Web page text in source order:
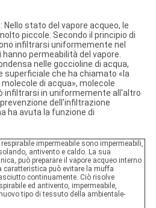
stato del vapore acqueo, le
piccole. Secondo il principio di
infiltrarsi uniformemente nel
permeabilità del vapore.
nelle goccioline di acqua,
che ha chiamato «la
di acqua», molecole
infiltrarsi in uniformemente all'altro
dell'infiltrazione
ha avuta la funzione di
impermeabile sono impermeabili,
antivento e caldo. La sua
può preparare il vapore acqueo interno
caratteristica può evitare la muffa
continuamente. Ciò risolve
ed antivento, impermeabile,
tipo di tessuto della ambientale-